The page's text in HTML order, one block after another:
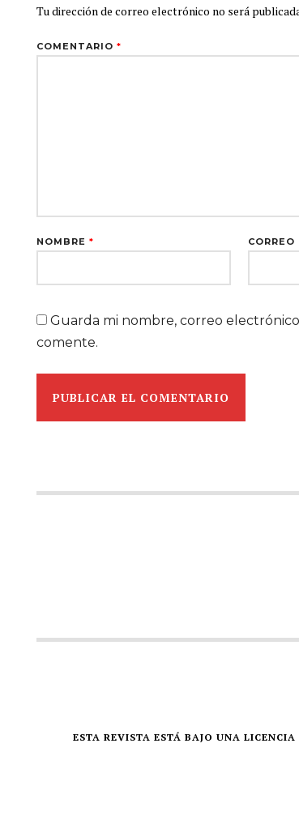
Tu dirección de correo electrónico no será
COMENTARIO *
NOMBRE *
Guarda mi nombre, correo
comente.
ESTA REVISTA ESTÁ BAJO UNA